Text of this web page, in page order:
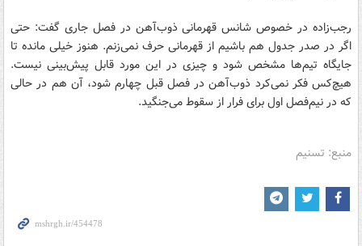
رجب‌زاده در خصوص شانس قهرمانی ذوب‌آهن در فصل جاری گفت: حتی
اگر در صدر جدول هم باشیم از قهرمانی حرف نمی‌زنم. هنوز خیلی مانده تا
جایگاه تیم‌ها مشخص شود و چیزی در این مورد قابل پیش‌بینی نیست.
هیچ‌کس فکر نمی‌کرد ذوب‌آهن در فصل قبل چهارم شود، آن هم در حالی
که در نیم‌فصل اول برای فرار از سقوط می‌جنگید.
منبع: تسنیم